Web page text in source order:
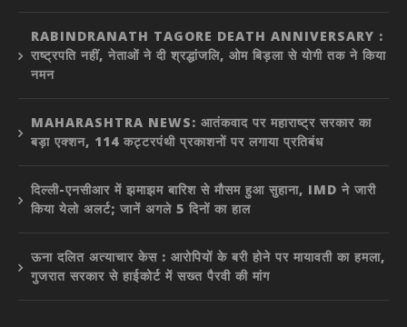
RABINDRANATH TAGORE DEATH ANNIVERSARY :
राष्ट्रपति नहीं, नेताओं ने दी श्रद्धांजलि, ओम बिड़ला से योगी तक ने किया
नमन
MAHARASHTRA NEWS: आतंकवाद पर महाराष्ट्र सरकार का
बड़ा एक्शन, 114 कट्टरपंथी प्रकाशनों पर लगाया प्रतिबंध
दिल्ली-एनसीआर में झमाझम बारिश से मौसम हुआ सुहाना, IMD ने जारी
किया येलो अलर्ट; जानें अगले 5 दिनों का हाल
ऊना दलित अत्याचार केस : आरोपियों के बरी होने पर मायावती का हमला,
गुजरात सरकार से हाईकोर्ट में सख्त पैरवी की मांग